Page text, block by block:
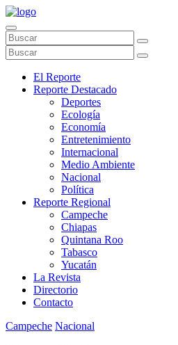
El Reporte
Reporte Destacado
Deportes
Ecología
Economía
Entretenimiento
Internacional
Medio Ambiente
Nacional
Política
Reporte Regional
Campeche
Chiapas
Quintana Roo
Tabasco
Yucatán
La Revista
Directorio
Contacto
Campeche Nacional